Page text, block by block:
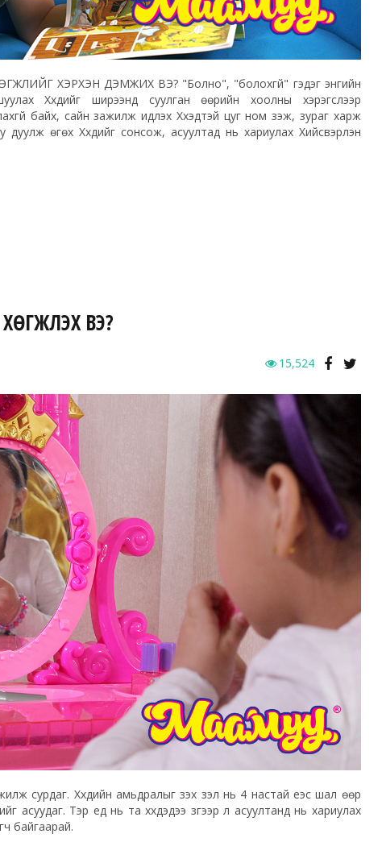
ХЭРХЭН ДЭМЖИХ ВЭ? "Болно", "болохгүй" гэдэг энгийн
Хүүхдийг ширээнд суулган өөрийн хоолны хэрэгслээр
байх, сайн зажилж идүүлэх Хүүхэдтэй цуг ном үзэж, зураг харж
дуулж өгөх Хүүхдийг сонсож, асуултад нь хариулах Хийсвэрлэн
ВЭ?
15,524
сурдаг. Хүүхдийн амьдралыг үзэх үзэл нь 4 настай үеэс шал өөр
асуудаг. Тэр үед нь та хүүхдэдээ зүгээр л асуултанд нь хариулах
байгаарай.